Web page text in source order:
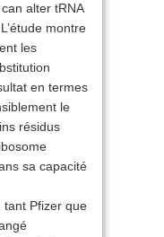
alter tRNA
montre
les
en termes
le
résidus
sa capacité
tant Pfizer que